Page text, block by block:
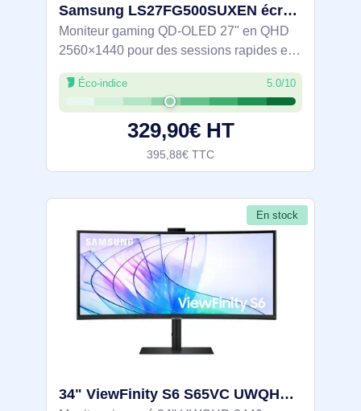
Samsung LS27FG500SUXEN écran plat de PC 68,6 cm (27") 2560 x 1440 pixels Quad HD OLED Noir
Moniteur gaming QD‑OLED 27" en QHD
2560×1440 pour des sessions rapides et
précises. Rafraîchissement 180 Hz et
temps de réponse 0,03 ms, compatible
FreeSync et G‑SYNC. Couleurs fidèles
Pantone, HDR10
Éco-indice 5.0/10
329,90€ HT
395,88€ TTC
En stock
34" ViewFinity S6 S65VC UWQHD Monitor - LS34C652VAUXEN